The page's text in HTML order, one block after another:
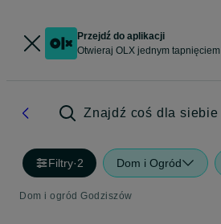
Przejdź do aplikacji
Otwieraj OLX jednym tapnięciem
Znajdź coś dla siebie
Filtry·2 Dom i Ogród
Dom i ogród Godziszów